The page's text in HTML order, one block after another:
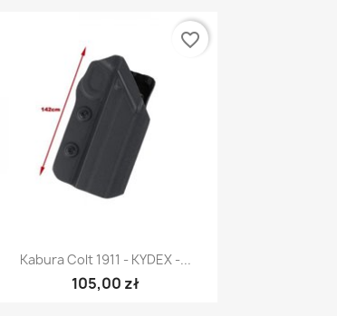
Szybki podgląd
Kabura Colt 1911 - KYDEX -...
105,00 zł
favorite_border